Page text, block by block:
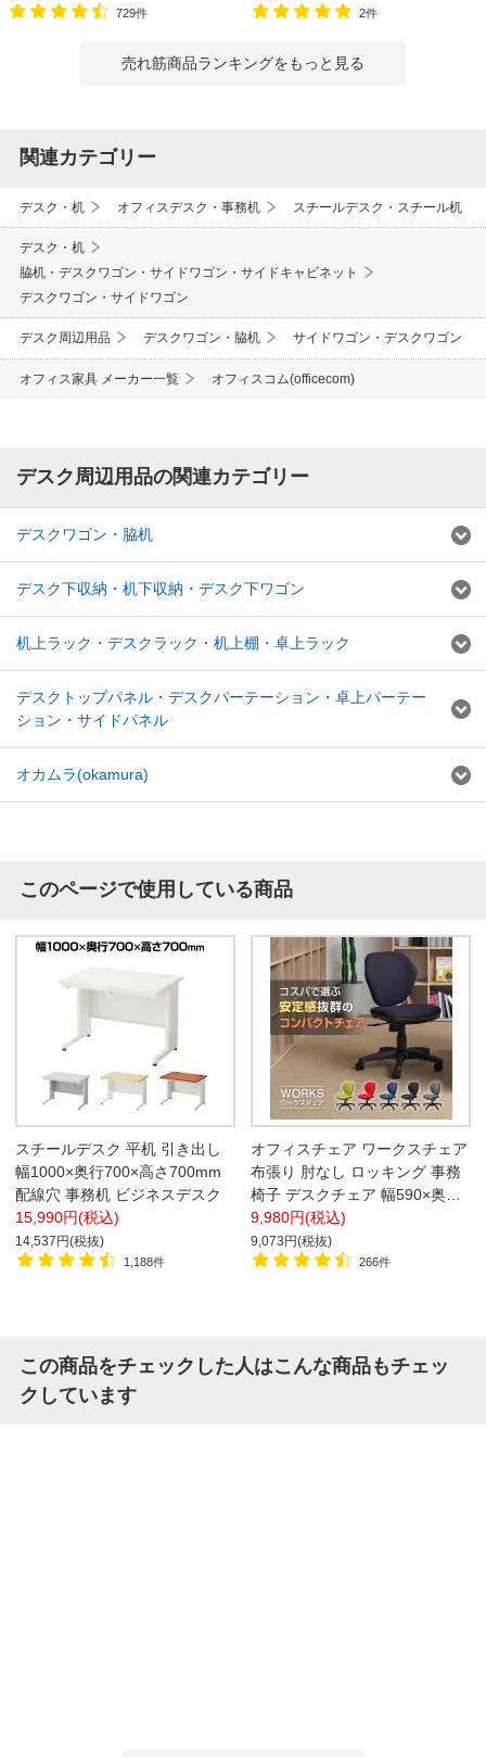
729件
2件
売れ筋商品ランキングをもっと見る
関連カテゴリー
デスク・机 オフィスデスク・事務机 スチールデスク・スチール机
デスク・机
脇机・デスクワゴン・サイドワゴン・サイドキャビネット
デスクワゴン・サイドワゴン
デスク周辺用品 デスクワゴン・脇机 サイドワゴン・デスクワゴン
オフィス家具 メーカー一覧 オフィスコム(officecom)
デスク周辺用品の関連カテゴリー
デスクワゴン・脇机
デスク下収納・机下収納・デスク下ワゴン
机上ラック・デスクラック・机上棚・卓上ラック
デスクトップパネル・デスクパーテーション・卓上パーテー
ション・サイドパネル
オカムラ(okamura)
このページで使用している商品
スチールデスク 平机 引き出し
幅1000×奥行700×高さ700mm
配線穴 事務机 ビジネスデスク
15,990円(税込)
14,537円(税抜)
1,188件
オフィスチェア ワークスチェア
布張り 肘なし ロッキング 事務
椅子 デスクチェア 幅590×奥行
590×高さ770～850mm
9,980円(税込)
9,073円(税抜)
266件
この商品をチェックした人はこんな商品もチェッ
クしています